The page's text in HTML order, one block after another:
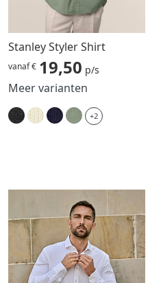
Stanley Styler Shirt
vanaf € 19,50 p/s
Meer varianten
+2